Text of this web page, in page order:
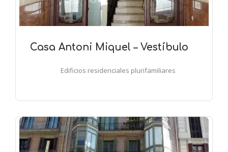
Casa Antoni Miquel – Vestíbulo
Edificios residenciales plurifamiliares